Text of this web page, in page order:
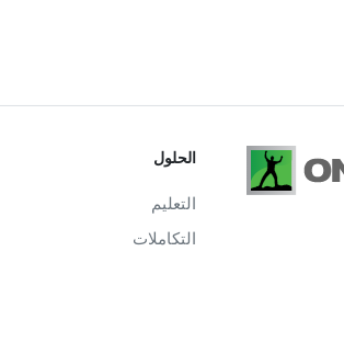
الحلول
التعليم
التكاملات